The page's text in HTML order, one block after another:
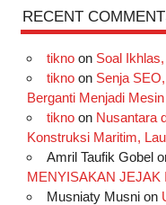
c
e
b
o
k
s
t
a
r
a
m
k
T
o
k
t
e
RECENT
tiknoon Soal
tiknoon Senja
Berganti Menjadi
tiknoon Nusantara
Konstruksi Maritim,
Amril Taufik Gobel
MENYISAKAN JEJAK
Musniaty Musnion